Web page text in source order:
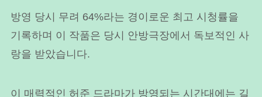
방영 당시 무려 64%라는 경이로운 최고 시청률을
기록하며 이 작품은 당시 안방극장에서 독보적인 사
랑을 받았습니다.
이 매력적인 허준 드라마가 방영되는 시간대에는 길